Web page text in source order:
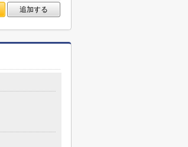
追加する